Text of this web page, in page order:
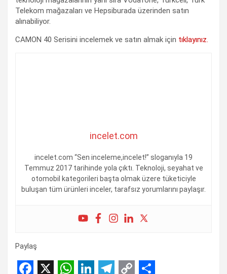
Telekom mağazaları ve Hepsiburada üzerinden satın
alınabiliyor.
CAMON 40 Serisini incelemek ve satın almak için tıklayınız.
incelet.com
incelet.com “Sen inceleme,incelet!” sloganıyla 19
Temmuz 2017 tarihinde yola çıktı. Teknoloji, seyahat ve
otomobil kategorileri başta olmak üzere tüketiciyle
buluşan tüm ürünleri inceler, tarafsız yorumlarını paylaşır.
Paylaş